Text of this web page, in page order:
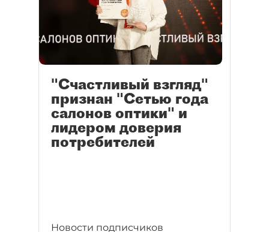
"Счастливый взгляд"
признан "Сетью года
салонов оптики" и
лидером доверия
потребителей
Новости подписчиков